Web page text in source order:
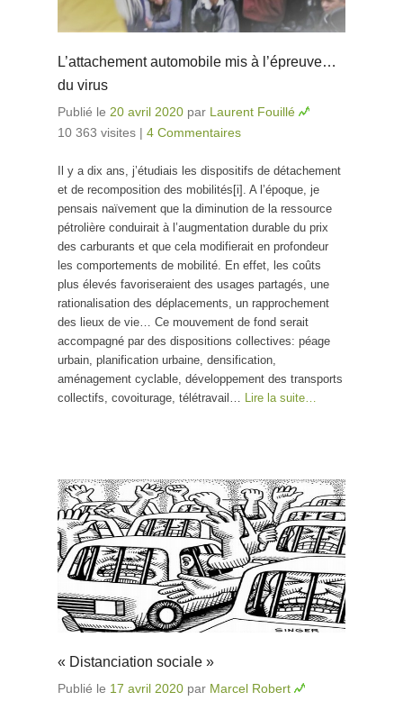
L’attachement automobile mis à l’épreuve…
du virus
Publié le 20 avril 2020 par Laurent Fouillé
10 363 visites | 4 Commentaires
Il y a dix ans, j’étudiais les dispositifs de détachement
et de recomposition des mobilités[i]. A l’époque, je
pensais naïvement que la diminution de la ressource
pétrolière conduirait à l’augmentation durable du prix
des carburants et que cela modifierait en profondeur
les comportements de mobilité. En effet, les coûts
plus élevés favoriseraient des usages partagés, une
rationalisation des déplacements, un rapprochement
des lieux de vie… Ce mouvement de fond serait
accompagné par des dispositions collectives: péage
urbain, planification urbaine, densification,
aménagement cyclable, développement des transports
collectifs, covoiturage, télétravail… Lire la suite…
« Distanciation sociale »
Publié le 17 avril 2020 par Marcel Robert